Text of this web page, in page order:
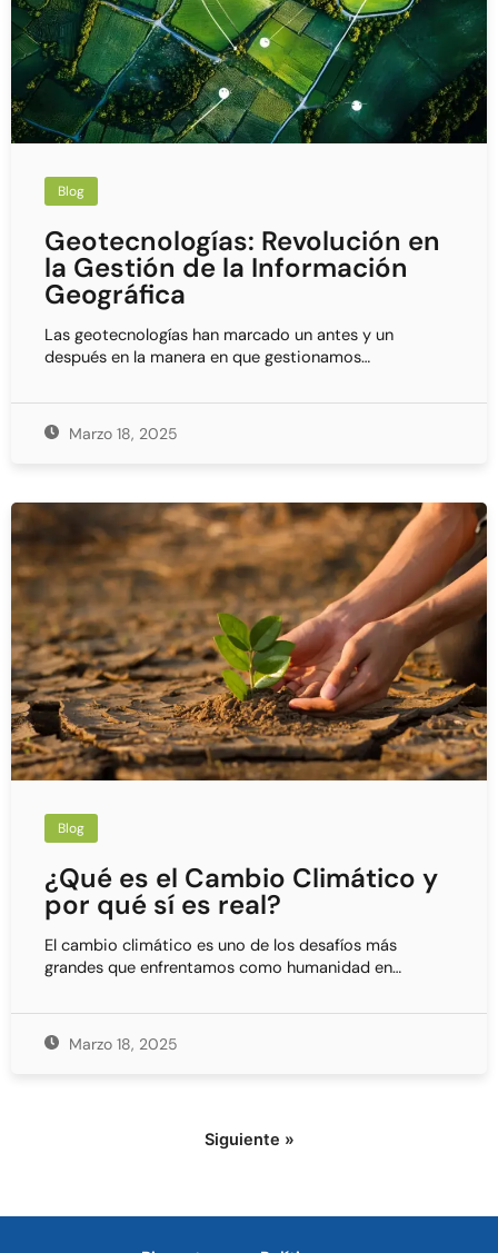
Blog
Geotecnologías: Revolución en
la Gestión de la Información
Geográfica
Las geotecnologías han marcado un antes y un
después en la manera en que gestionamos…
Marzo 18, 2025
Blog
¿Qué es el Cambio Climático y
por qué sí es real?
El cambio climático es uno de los desafíos más
grandes que enfrentamos como humanidad en…
Marzo 18, 2025
Siguiente »